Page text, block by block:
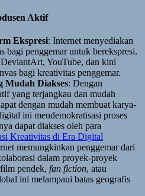
Aktif
Ekspresi: Internet menyediakan
bagi penggemar untuk berekspresi.
YouTube, dan kini
bagi kreativitas penggemar.
Mudah Diakses: Dengan
yang terjangkau dan mudah
dengan mudah membuat karya-
ini mendemokratisasi proses
dapat diakses oleh para
Kreativitas di Era Digital
memungkinkan penggemar dari
dalam proyek-proyek
pendek, fan fiction, atau
ini melampaui batas geografis